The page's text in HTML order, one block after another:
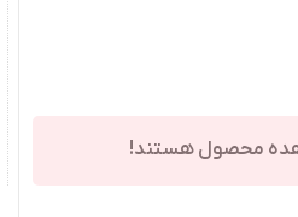
محصول هستند!